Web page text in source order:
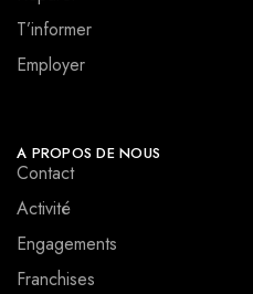
T’informer
Employer
A PROPOS DE NOUS
Contact
Activité
Engagements
Franchises